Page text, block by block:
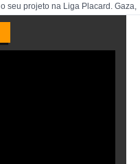
seu projeto na Liga Placard. Gaza,